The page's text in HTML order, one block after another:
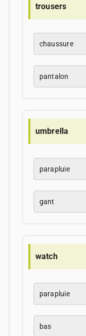
trousers
chaussure
pantalon
umbrella
parapluie
gant
watch
parapluie
bas